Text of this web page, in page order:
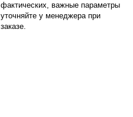
фактических, важные параметры
уточняйте у менеджера при
заказе.